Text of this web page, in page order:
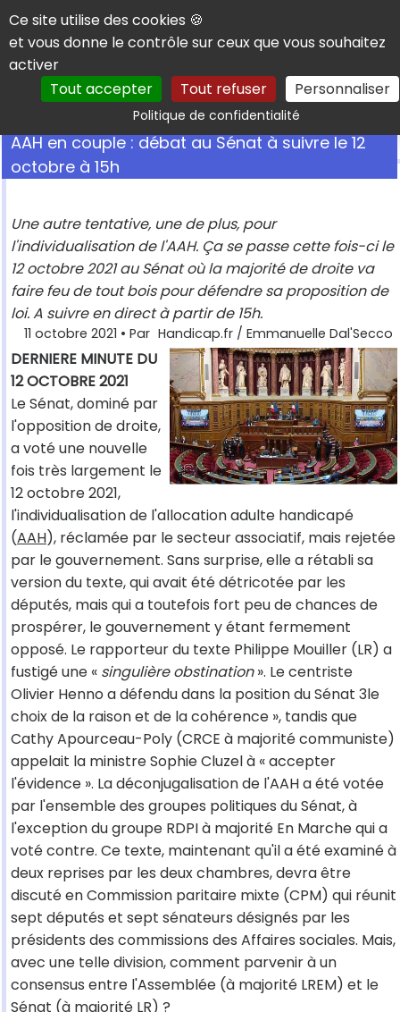
Panneau de gestion des cookies
Ce site utilise des cookies 🍪
et vous donne le contrôle sur ceux que vous souhaitez
activer
Tout accepter
Tout refuser Personnaliser
Politique de confidentialitéRechercher
AAH en couple : débat au Sénat à suivre le 12
octobre à 15h
Une autre tentative, une de plus, pour
l'individualisation de l'AAH. Ça se passe cette fois-ci le
12 octobre 2021 au Sénat où la majorité de droite va
faire feu de tout bois pour défendre sa proposition de
loi. A suivre en direct à partir de 15h.
11 octobre 2021 • Par Handicap.fr / Emmanuelle Dal'Secco
DERNIERE MINUTE DU
12 OCTOBRE 2021
Le Sénat, dominé par
l'opposition de droite,
a voté une nouvelle
fois très largement le
12 octobre 2021,
l'individualisation de l'allocation adulte handicapé
(AAH), réclamée par le secteur associatif, mais rejetée
par le gouvernement. Sans surprise, elle a rétabli sa
version du texte, qui avait été détricotée par les
députés, mais qui a toutefois fort peu de chances de
prospérer, le gouvernement y étant fermement
opposé. Le rapporteur du texte Philippe Mouiller (LR) a
fustigé une « singulière obstination». Le centriste
Olivier Henno a défendu dans la position du Sénat 3le
choix de la raison et de la cohérence », tandis que
Cathy Apourceau-Poly (CRCE à majorité communiste)
appelait la ministre Sophie Cluzel à « accepter
l'évidence ». La déconjugalisation de l'AAH a été votée
par l'ensemble des groupes politiques du Sénat, à
l'exception du groupe RDPI à majorité En Marche qui a
voté contre. Ce texte, maintenant qu'il a été examiné à
deux reprises par les deux chambres, devra être
discuté en Commission paritaire mixte (CPM) qui réunit
sept députés et sept sénateurs désignés par les
présidents des commissions des Affaires sociales. Mais,
avec une telle division, comment parvenir à un
consensus entre l'Assemblée (à majorité LREM) et le
Sénat (à majorité LR) ?